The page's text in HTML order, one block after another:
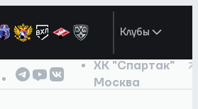
Клубы
ХК "Спартак"
Москва